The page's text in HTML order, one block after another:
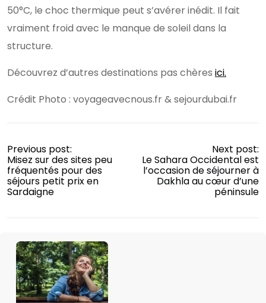
50°C, le choc thermique peut s’avérer inédit. Il fait
vraiment froid avec le manque de soleil dans la
structure.
Découvrez d’autres destinations pas chères ici.
Crédit Photo : voyageavecnous.fr & sejourdubai.fr
Previous post:
Misez sur des sites peu
fréquentés pour des
séjours petit prix en
Sardaigne
Next post:
Le Sahara Occidental est
l’occasion de séjourner à
Dakhla au cœur d’une
péninsule